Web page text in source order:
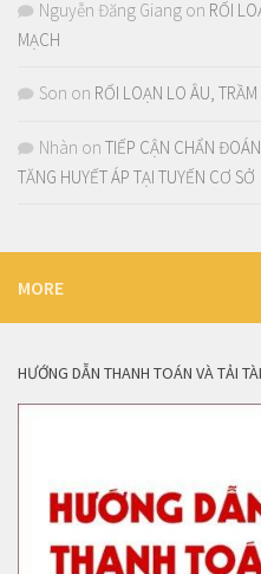
Nguyễn Đăng Giang on RỐI
MẠCH
Son on RỐI LOẠN LO ÂU,
Nhàn on TIẾP CẬN CHẨN
TĂNG HUYẾT ÁP TẠI TUYẾN CƠ SỞ
MORE
HƯỚNG DẪN THANH TOÁN VÀ TẢI